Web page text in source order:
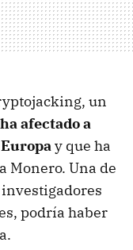
un
afectado a
y que ha
Monero. Una de
podría haber